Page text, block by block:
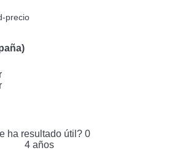
precio
ha resultado útil? 0
4 años